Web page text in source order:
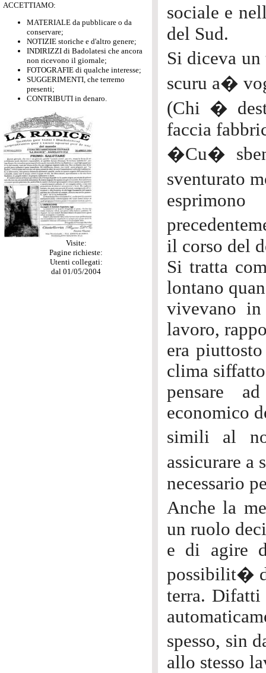
ACCETTIAMO:
MATERIALE da pubblicare o da
conservare;
NOTIZIE storiche e d'altro genere;
INDIRIZZI di Badolatesi che ancora
non ricevono il giornale;
FOTOGRAFIE di qualche interesse;
SUGGERIMENTI, che terremo
presenti;
CONTRIBUTI in denaro.
Visite:
Pagine richieste:
Utenti collegati:
dal 01/05/2004
sociale e
del Sud.
Si diceva
scuru a�
(Chi �
faccia
�Cu�
sventurato
il corso del
Si tratta
lontano
vivevano
lavoro,
era
clima
pensare
economico
simili al
assicurare
necessario
Anche la
un ruolo
e di agire
possibilit�
terra.
spesso, sin
allo stesso